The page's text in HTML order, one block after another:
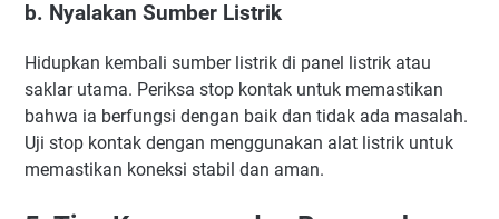
b. Nyalakan Sumber Listrik
Hidupkan kembali sumber listrik di panel listrik atau
saklar utama. Periksa stop kontak untuk memastikan
bahwa ia berfungsi dengan baik dan tidak ada masalah.
Uji stop kontak dengan menggunakan alat listrik untuk
memastikan koneksi stabil dan aman.